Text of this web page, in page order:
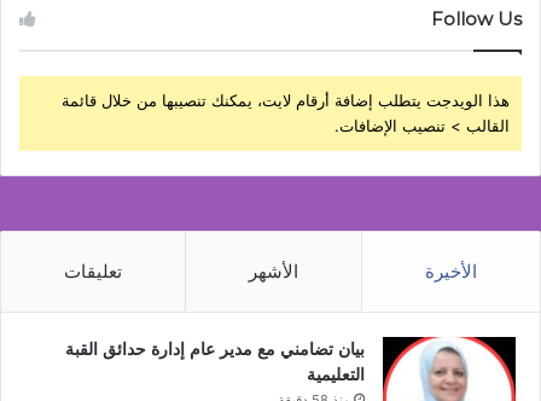
Follow Us
هذا الويدجت يتطلب إضافة أرقام لايت، يمكنك تنصيبها من خلال قائمة
القالب > تنصيب الإضافات.
الأخيرة الأشهر تعليقات
بيان تضامني مع مدير عام إدارة حدائق القبة
التعليمية